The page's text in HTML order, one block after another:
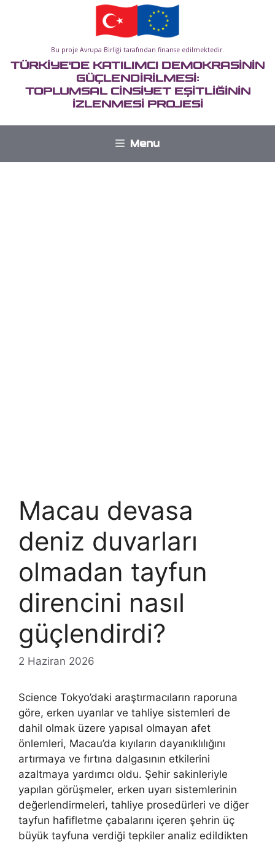
Bu proje Avrupa Birliği tarafından finanse edilmektedir.
TÜRKİYE'DE KATILIMCI DEMOKRASİNİN
GÜÇLENDİRİLMESİ:
TOPLUMSAL CİNSİYET EŞİTLİĞİNİN
İZLENMESİ PROJESİ
Menu
Macau devasa
deniz duvarları
olmadan tayfun
direncini nasıl
güçlendirdi?
2 Haziran 2026
Science Tokyo’daki araştırmacıların raporuna
göre, erken uyarılar ve tahliye sistemleri de
dahil olmak üzere yapısal olmayan afet
önlemleri, Macau’da kıyıların dayanıklılığını
artırmaya ve fırtına dalgasının etkilerini
azaltmaya yardımcı oldu. Şehir sakinleriyle
yapılan görüşmeler, erken uyarı sistemlerinin
değerlendirmeleri, tahliye prosedürleri ve diğer
tayfun hafifletme çabalarını içeren şehrin üç
büyük tayfuna verdiği tepkiler analiz edildikten